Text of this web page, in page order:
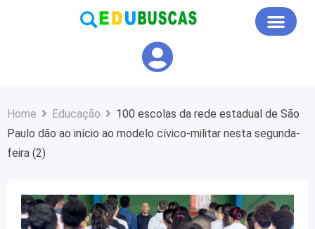
Home Educação
100 escolas da rede estadual de São
Paulo dão ao início ao modelo cívico-militar nesta segunda-
feira (2)